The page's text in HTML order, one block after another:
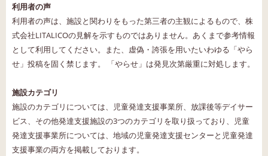
利用者の声
利用者の声は、施設と関わりをもった第三者の主観によるもので、株
式会社LITALICOの見解を示すものではありません。あくまで参考情報
として利用してください。また、虚偽・誇張を用いたいわゆる「やら
せ」投稿を固く禁じます。 「やらせ」は発見次第厳重に対処します。
施設カテゴリ
施設のカテゴリについては、児童発達支援事業所、放課後等デイサー
ビス、その他発達支援施設の3つのカテゴリを取り扱っており、児童
発達支援事業所については、地域の児童発達支援センターと児童発達
支援事業の両方を掲載しております。